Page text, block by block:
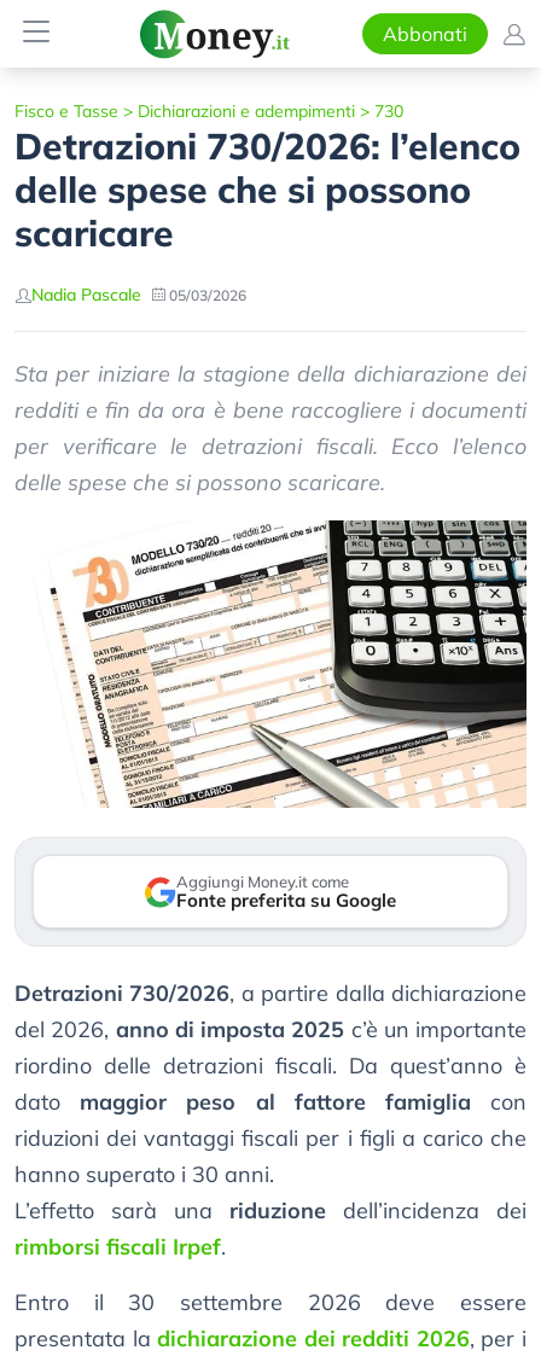
Abbonati
Fisco e Tasse > Dichiarazioni e adempimenti > 730
Detrazioni 730/2026: l’elenco
delle spese che si possono
scaricare
Nadia Pascale 05/03/2026
Sta per iniziare la stagione della dichiarazione dei
redditi e fin da ora è bene raccogliere i documenti
per verificare le detrazioni fiscali. Ecco l’elenco
delle spese che si possono scaricare.
Aggiungi Money.it come
Fonte preferita su Google
Detrazioni 730/2026, a partire dalla dichiarazione
del 2026, anno di imposta 2025 c’è un importante
riordino delle detrazioni fiscali. Da quest’anno è
dato maggior peso al fattore famiglia con
riduzioni dei vantaggi fiscali per i figli a carico che
hanno superato i 30 anni.
L’effetto sarà una riduzione dell’incidenza dei
rimborsi fiscali Irpef.
Entro il 30 settembre 2026 deve essere
presentata ladichiarazione dei redditi 2026, per i